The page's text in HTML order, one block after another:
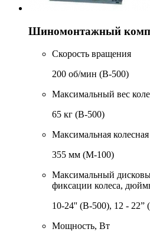
Шиномонтажный
Скорость вращения
200 об/мин (В-500)
Максимальный вес
65 кг (В-500)
Максимальная
355 мм (М-100)
Максимальный
фиксации колеса,
10-24'' (В-500), 12 - 22”
Мощность, Вт